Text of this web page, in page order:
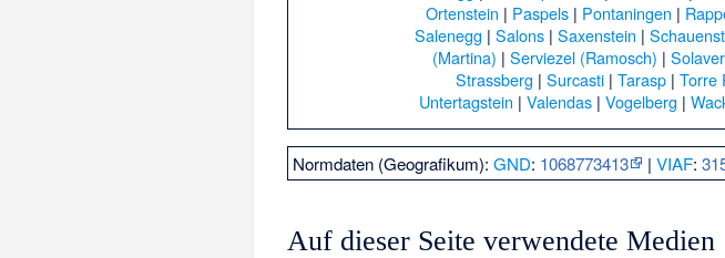
Ortenstein | Paspels| Pontaningen |
Salenegg |Salons |Saxenstein |
(Martina) | Serviezel (Ramosch) |
Strassberg | Surcasti| Tarasp| Torre
Untertagstein |Valendas |Vogelberg |
Normdaten (Geografikum):GND: 1068773413 |VIAF:
Auf dieser Seite verwendete Medien